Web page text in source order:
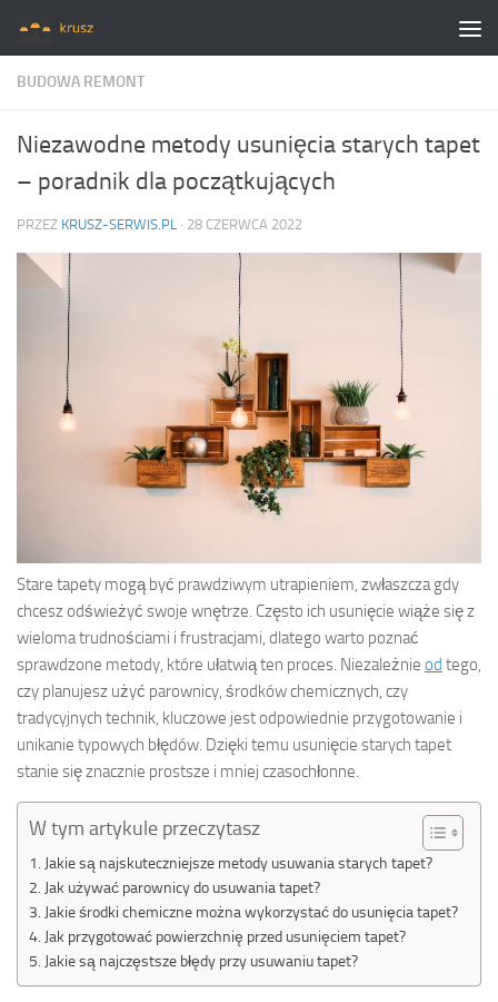
Skip to content
BUDOWA REMONT
Niezawodne metody usunięcia starych tapet
– poradnik dla początkujących
PRZEZ KRUSZ-SERWIS.PL · 28 CZERWCA 2022
Stare tapety mogą być prawdziwym utrapieniem, zwłaszcza gdy
chcesz odświeżyć swoje wnętrze. Często ich usunięcie wiąże się z
wieloma trudnościami i frustracjami, dlatego warto poznać
sprawdzone metody, które ułatwią ten proces. Niezależnie od tego,
czy planujesz użyć parownicy, środków chemicznych, czy
tradycyjnych technik, kluczowe jest odpowiednie przygotowanie i
unikanie typowych błędów. Dzięki temu usunięcie starych tapet
stanie się znacznie prostsze i mniej czasochłonne.
W tym artykule przeczytasz
Jakie są najskuteczniejsze metody usuwania starych tapet?
Jak używać parownicy do usuwania tapet?
Jakie środki chemiczne można wykorzystać do usunięcia tapet?
Jak przygotować powierzchnię przed usunięciem tapet?
Jakie są najczęstsze błędy przy usuwaniu tapet?